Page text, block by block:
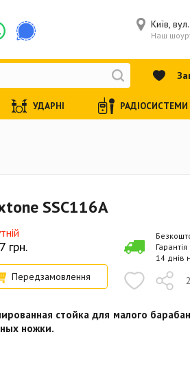
SSC116A
грн.
Передзамовлення
14 днів
стойка для малого
ножки.
Київ,
Наш
УДАРНІ РАДІОСИСТЕМИ